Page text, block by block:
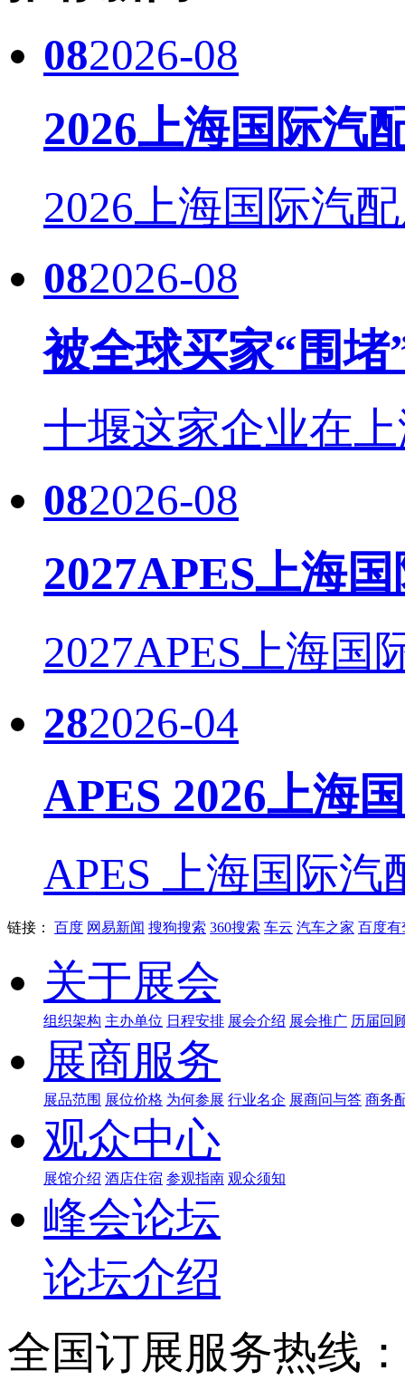
082026-08
2026上海国际汽
2026上海国际汽
082026-08
被全球买家“围
十堰这家企业在
082026-08
2027APES上海
2027APES上海国
282026-04
APES 2026上海
APES 上海国际
链接： 百度 网易新闻 搜狗搜索 360搜索 车云 汽车之家 百度有
关于展会
组织架构 主办单位 日程安排 展会介绍 展会推广 历届回
展商服务
展品范围 展位价格 为何参展 行业名企 展商问与答 商务
观众中心
展馆介绍 酒店住宿 参观指南 观众须知
峰会论坛
论坛介绍
全国订展服务热线：